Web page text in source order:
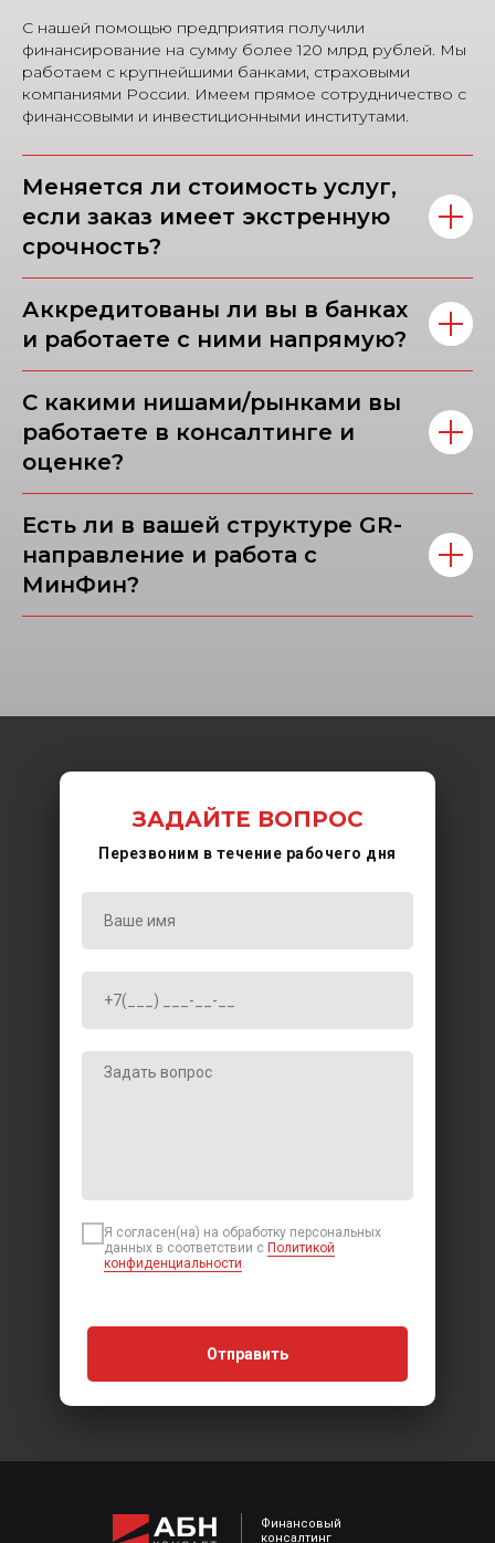
С нашей помощью предприятия получили
финансирование на сумму более 120 млрд рублей. Мы
работаем с крупнейшими банками, страховыми
компаниями России. Имеем прямое сотрудничество с
финансовыми и инвестиционными институтами.
Меняется ли стоимость услуг,
если заказ имеет экстренную
срочность?
Аккредитованы ли вы в банках
и работаете с ними напрямую?
С какими нишами/рынками вы
работаете в консалтинге и
оценке?
Есть ли в вашей структуре GR-
направление и работа с
МинФин?
Я согласен(на) на обработку персональных
данных в соответствии с Политикой
конфиденциальности.
Отправить
Перезвоним в течение рабочего дня
ЗАДАЙТЕ ВОПРОС
О компании
Финансовый
консалтинг